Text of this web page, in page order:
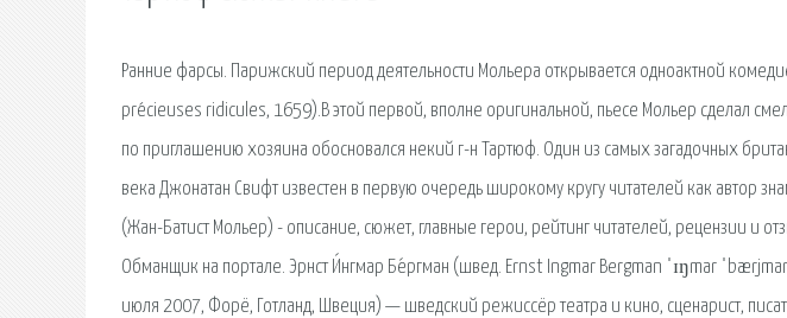
Ранние фарсы. Парижский период деятельности Мольера открывается одноактной
précieuses ridicules, 1659).В этой первой, вполне оригинальной, пьесе Мольер сделал
по приглашению хозяина обосновался некий г-н Тартюф. Один из самых загадочных
века Джонатан Свифт известен в первую очередь широкому кругу читателей как автор
(Жан-Батист Мольер) - описание, сюжет, главные герои, рейтинг читателей, рецензии и
Обманщик на портале. Эрнст И́нгмар Бе́ргман (швед. Ernst Ingmar Bergman ˈɪŋmar
июля 2007, Форё, Готланд, Швеция) — шведский режиссёр театра и кино, сценарист,